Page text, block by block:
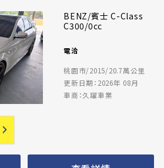
BENZ/賓士 C-Class
C300/0cc
電洽
桃園市/2015/20.7萬公里
更新日期：2026年 08月
車商：久躍車業